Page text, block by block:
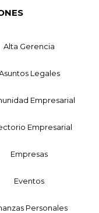
Alta Gerencia
Legales
Empresarial
Empresarial
Empresas
Eventos
Personales